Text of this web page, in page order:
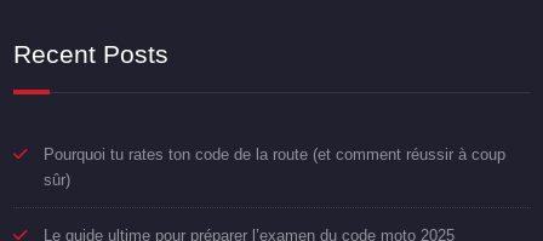
Recent Posts
Pourquoi tu rates ton code de la route (et comment réussir à coup
sûr)
Le guide ultime pour préparer l’examen du code moto 2025